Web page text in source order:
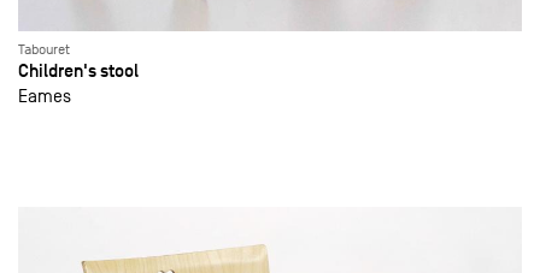
Tabouret
Children's stool
Eames